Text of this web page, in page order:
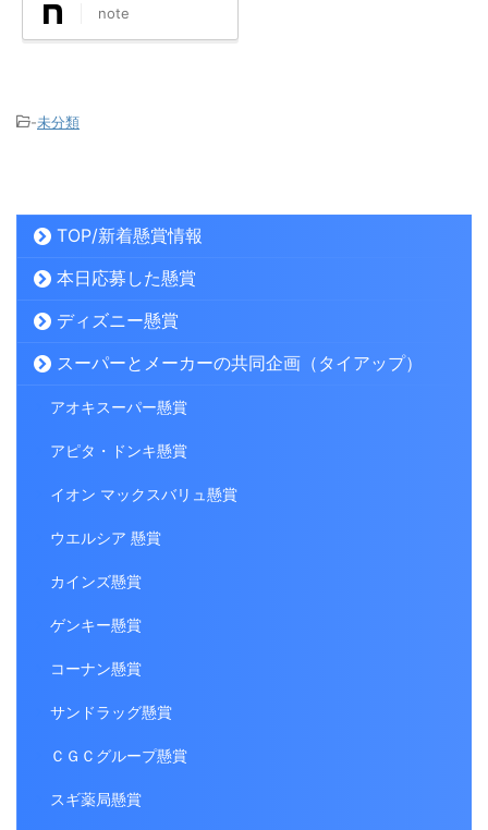
note
-未分類
TOP/新着懸賞情報
本日応募した懸賞
ディズニー懸賞
スーパーとメーカーの共同企画（タイアップ）
アオキスーパー懸賞
アピタ・ドンキ懸賞
イオン マックスバリュ懸賞
ウエルシア 懸賞
カインズ懸賞
ゲンキー懸賞
コーナン懸賞
サンドラッグ懸賞
ＣＧＣグループ懸賞
スギ薬局懸賞